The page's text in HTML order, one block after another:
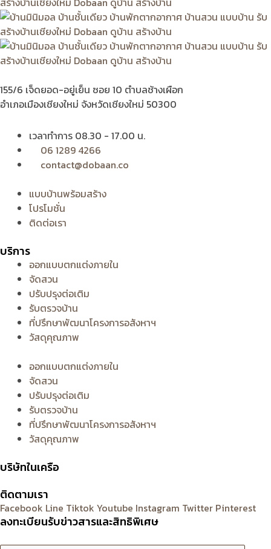
155/6 เจ็ดยอด-อยู่เย็น ซอย 10 ตำบลช้างเผือก
อำเภอเมืองเชียงใหม่ จังหวัดเชียงใหม่ 50300
เวลาทำการ 08.30 - 17.00 น.
06 1289 4266
contact@dobaan.co
แบบบ้านพร้อมสร้าง
โปรโมชั่น
ติดต่อเรา
บริการ
ออกแบบตกแต่งภายใน
จัดสวน
ปรับปรุงต่อเติม
รับตรวจบ้าน
ที่ปรึกษาพัฒนาโครงการอสังหาฯ
วัสดุคุณภาพ
ออกแบบตกแต่งภายใน
จัดสวน
ปรับปรุงต่อเติม
รับตรวจบ้าน
ที่ปรึกษาพัฒนาโครงการอสังหาฯ
วัสดุคุณภาพ
บริษัทในเครือ
ติดตามเรา
Facebook Line Tiktok Youtube Instagram Twitter Pinterest
ลงทะเบียนรับข่าวสารและสิทธิพิเศษ